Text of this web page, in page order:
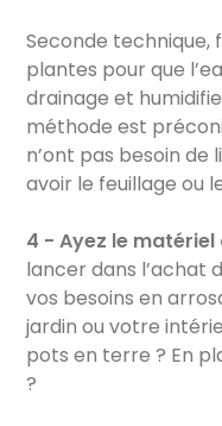
Seconde technique,
plantes pour que
drainage et
méthode est
n’ont pas besoin de
avoir le feuillage ou
4 - Ayez le
lancer dans l’achat
vos besoins en
jardin ou votre
pots en terre ? En
?